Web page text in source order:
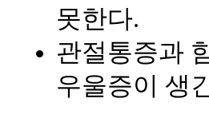
못한다.
관절통증과
우울증이 생